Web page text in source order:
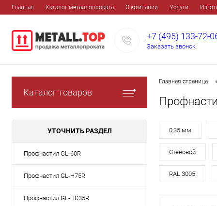
Главная Каталог металлопроката О компании Услуги
+7 (495) 133-72-
Заказать звонок
Каталог товаров
УТОЧНИТЬ РАЗДЕЛ
Профнастил GL-60R
Профнастил GL-H75R
Профнастил GL-HC35R
Главная страница
0,35 мм
Стеновой
RAL 3005